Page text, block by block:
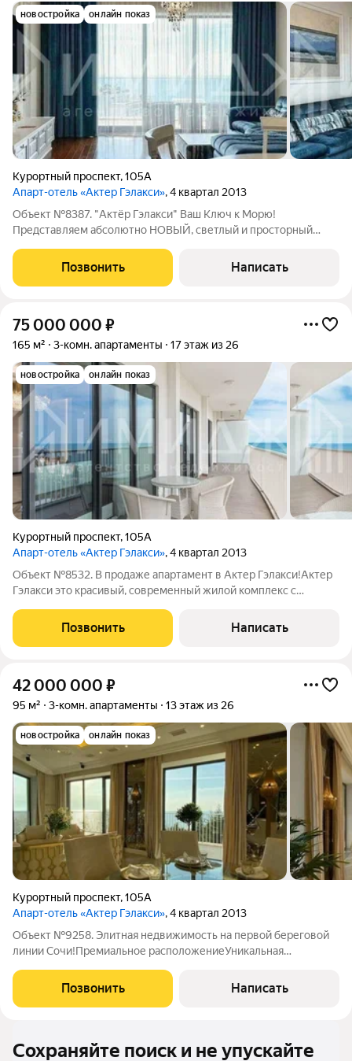
новостройка онлайн показ
Курортный проспект,105А
Апарт-отель «Актер Гэлакси», 4 квартал 2013
Объект №8387. "Актёр Гэлакси" Ваш Ключ к Морю!
Представляем абсолютно НОВЫЙ, светлый и просторный
с душой для ценителей безупречного комфорта,
современного стиля и уюта. Идеален для жизни,
Позвонить Написать
75 000 000 ₽
165 м² 3-комн. апартаменты 17 этаж из 26
новостройка онлайн показ
Курортный проспект,105А
Апарт-отель «Актер Гэлакси», 4 квартал 2013
Объект №8532. В продаже апартамент в Актер Гэлакси!Актер
Гэлакси это красивый, современный жилой комплекс с
застройки элит. Дом построен на Курортном проспекте, в
экологически чистом и зеленом
Позвонить Написать
42 000 000 ₽
95 м² 3-комн. апартаменты 13 этаж из 26
новостройка онлайн показ
Курортный проспект,105А
Апарт-отель «Актер Гэлакси», 4 квартал 2013
Объект №9258. Элитная недвижимость на первой береговой
линии Сочи!Премиальное расположениеУникальная
морюЦентральный район Сочи сердце курортаПанорамные
виды на море из каждой точки
Позвонить Написать
Сохраняйте поиск и не упускайте